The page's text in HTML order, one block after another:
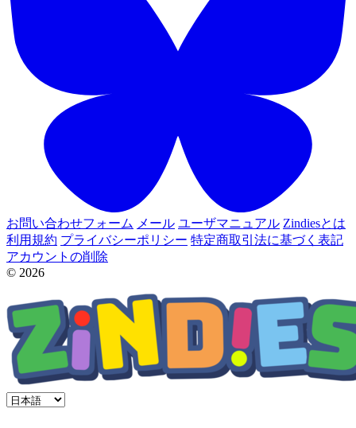
お問い合わせフォーム メール ユーザマニュアル Zindiesとは
利用規約 プライバシーポリシー 特定商取引法に基づく表記
アカウントの削除
© 2026